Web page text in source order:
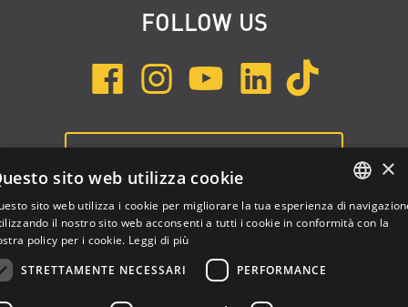
FOLLOW US
ENGLISH
×
sito web utilizza cookie
sito web utilizza i cookie per migliorare la tua esperienza di
il nostro sito web acconsenti a tutti i cookie in conformità con la
policy per i cookie. Leggi di più
STRETTAMENTE NECESSARI
PERFORMANCE